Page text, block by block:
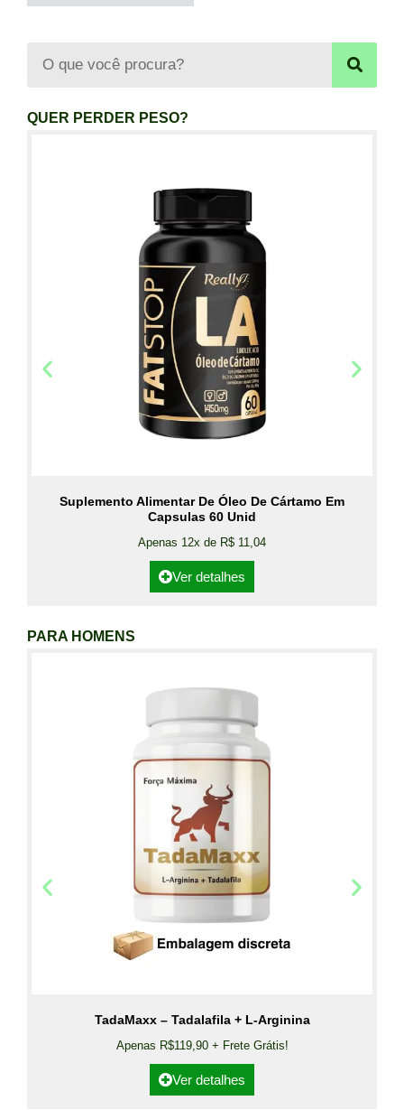
QUER PERDER PESO?
Suplemento Alimentar De Óleo De Cártamo Em
Capsulas 60 Unid
Apenas 12x de R$ 11,04
Ver detalhes
PARA HOMENS
TadaMaxx – Tadalafila + L-Arginina
Apenas R$119,90 + Frete Grátis!
Ver detalhes